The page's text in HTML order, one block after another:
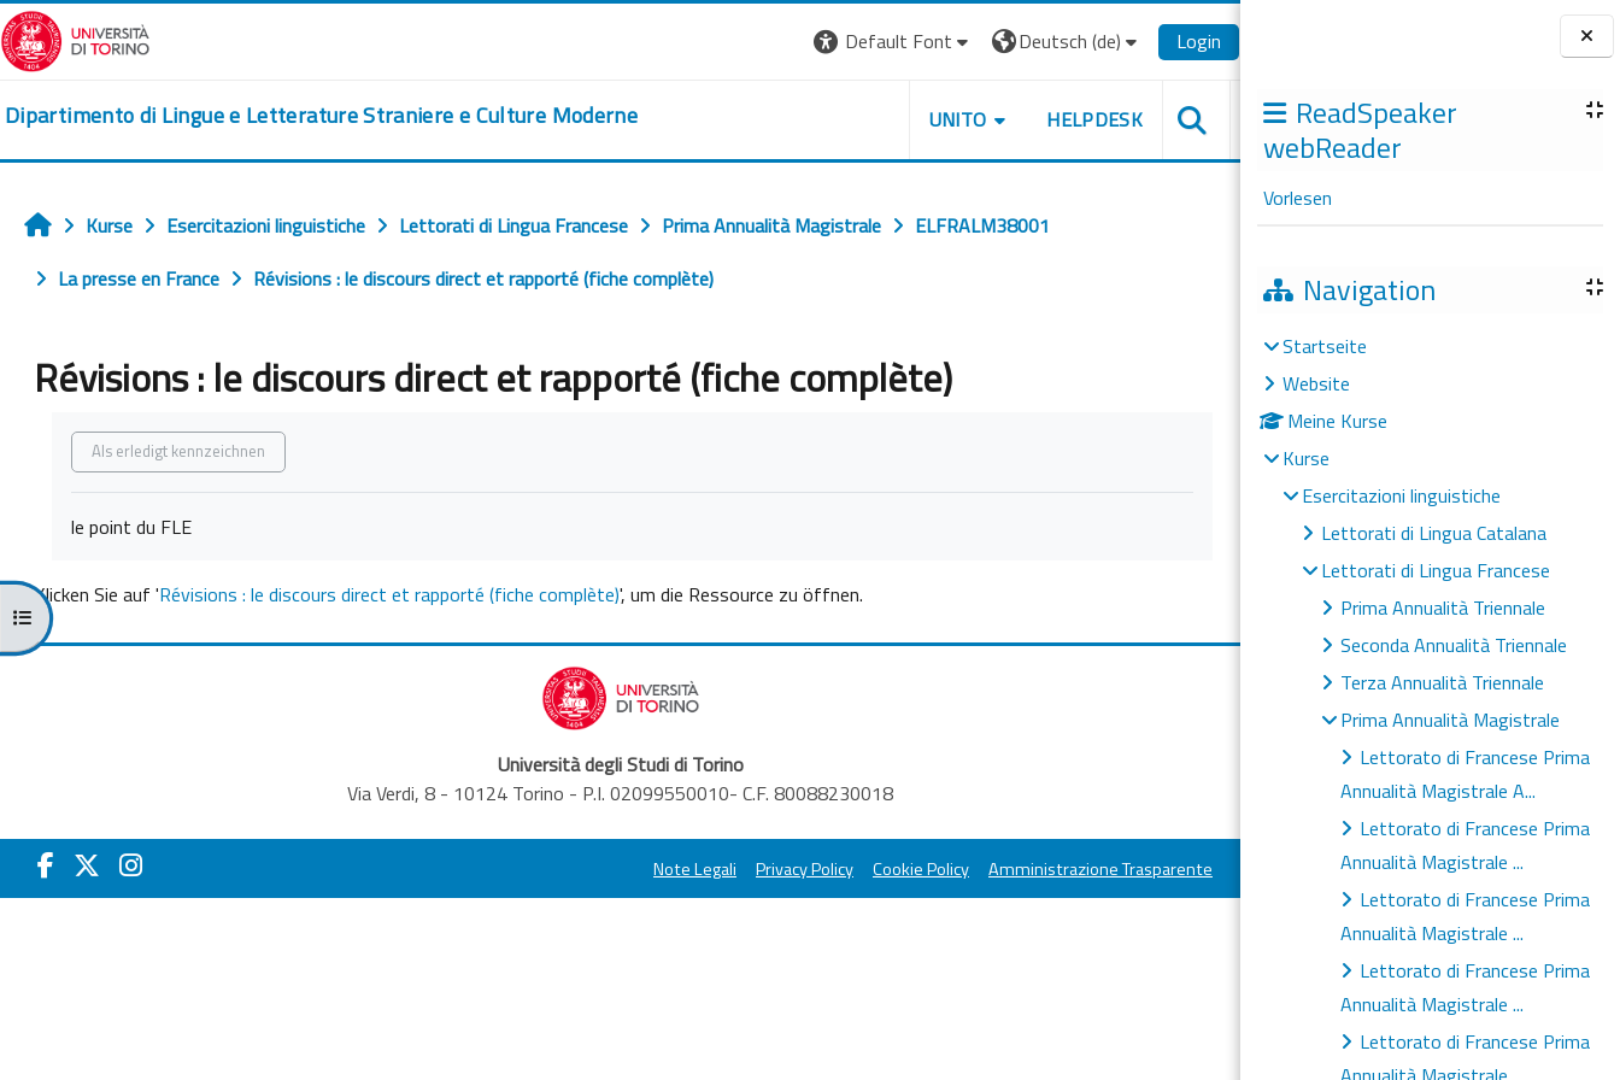
Zum Hauptinhalt
Blöcke
ReadSpeaker
webReader
Vorlesen
Navigation
Startseite
Website
Meine Kurse
Kurse
Esercitazioni linguistiche
Lettorati di Lingua Catalana
Lettorati di Lingua Francese
Prima Annualità Triennale
Seconda Annualità Triennale
Terza Annualità Triennale
Prima Annualità Magistrale
Lettorato di Francese Prima
Annualità Magistrale A...
Lettorato di Francese Prima
Annualità Magistrale ...
Lettorato di Francese Prima
Annualità Magistrale ...
Lettorato di Francese Prima
Annualità Magistrale ...
Lettorato di Francese Prima
Default Font Deutsch ‎(de)‎ Login
Dipartimento di Lingue e Letterature Straniere e Culture Moderne UNITO HELPDESK
Kursindex öffnen
Startseite
Kurse Esercitazioni linguistiche Lettorati di Lingua Francese Prima Annualità Magistrale
ELFRALM38001
La presse en France
Révisions : le discours direct et rapporté (fiche complète)
Révisions : le discours direct et rapporté (fiche complète)
Abschlussbedingungen
Als erledigt kennzeichnen
le point du FLE
Klicken Sie auf 'Révisions : le discours direct et rapporté (fiche complète)', um die Ressource zu öffnen.
Università degli Studi di Torino
Via Verdi, 8 - 10124 Torino - P.I. 02099550010- C.F. 80088230018
Note Legali Privacy Policy Cookie Policy Amministrazione Trasparente